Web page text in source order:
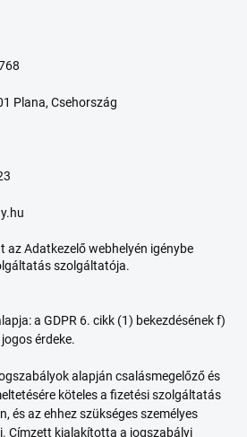
Plana, Csehország
Adatkezelő webhelyén igénybe
szolgáltatója.
a GDPR 6. cikk (1) bekezdésének f)
érdeke.
alapján csalásmegelőző és
köteles a fizetési szolgáltatás
és az ehhez szükséges személyes
Címzett kialakította a jogszabályi